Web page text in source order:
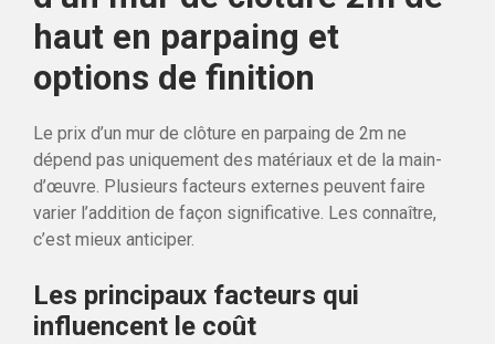
haut en parpaing et
options de finition
Le prix d’un mur de clôture en parpaing de 2m ne
dépend pas uniquement des matériaux et de la main-
d’œuvre. Plusieurs facteurs externes peuvent faire
varier l’addition de façon significative. Les connaître,
c’est mieux anticiper.
Les principaux facteurs qui
influencent le coût